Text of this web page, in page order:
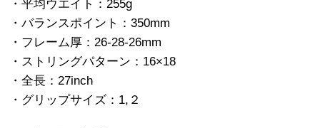
・平均ウエイト：255g
・バランスポイント：350mm
・フレーム厚：26-28-26mm
・ストリングパターン：16×18
・全長：27inch
・グリップサイズ：1,２